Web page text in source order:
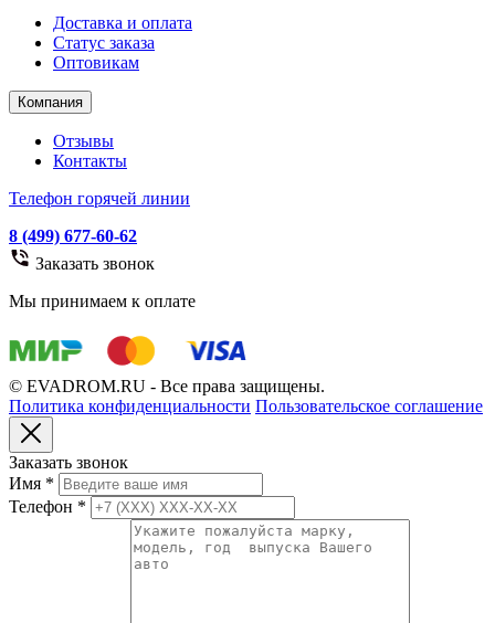
Доставка и оплата
Статус заказа
Оптовикам
Компания
Отзывы
Контакты
Телефон горячей линии
8 (499) 677-60-62
Заказать звонок
Мы принимаем к оплате
© EVADROM.RU - Все права защищены.
Политика конфиденциальности Пользовательское соглашение
Заказать звонок
Имя *
Телефон *